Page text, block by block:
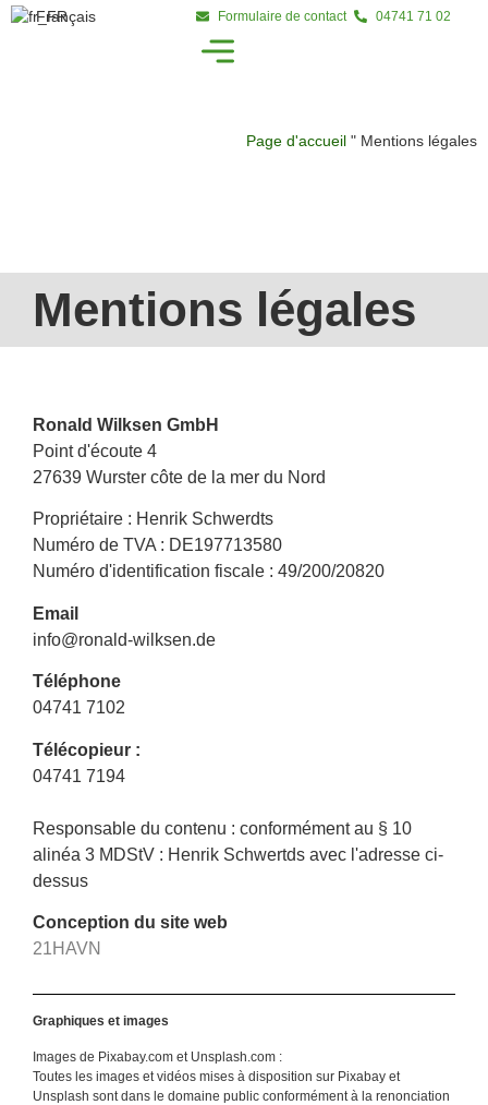
Français Formulaire de contact 04741 71 02
Page d'accueil " Mentions légales
Mentions légales
Ronald Wilksen GmbH
Point d'écoute 4
27639 Wurster côte de la mer du Nord
Propriétaire : Henrik Schwerdts
Numéro de TVA : DE197713580
Numéro d'identification fiscale : 49/200/20820
Email
info@ronald-wilksen.de
Téléphone
04741 7102
Télécopieur :
04741 7194
Responsable du contenu : conformément au § 10
alinéa 3 MDStV : Henrik Schwertds avec l'adresse ci-
dessus
Conception du site web
21HAVN
Graphiques et images
Images de Pixabay.com et Unsplash.com :
Toutes les images et vidéos mises à disposition sur Pixabay et
Unsplash sont dans le domaine public conformément à la renonciation